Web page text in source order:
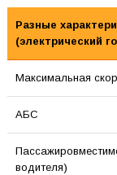
Разные
(электрический
Максимальная
АБС
водителя)